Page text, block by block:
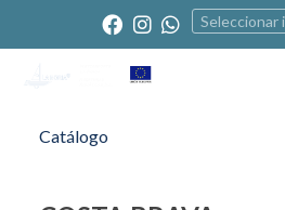
Seleccionar
Catálogo